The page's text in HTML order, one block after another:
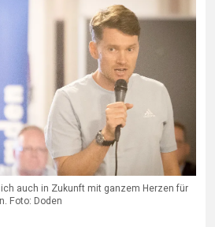
auch in Zukunft mit ganzem Herzen für
Foto: Doden